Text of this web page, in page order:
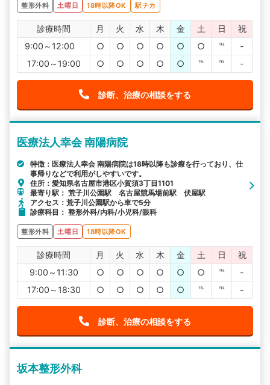
整形外科 土曜日 18時以降OK 駅チカ
診療時間 月 火 水 木 金 土 日
祝
9:00～12:00
○ ○ ○ ○ ○ ○ ℡
-
17:00～19:00
○ ○ ○ ○ ○ ℡ ℡ -
診断、治療の相談をする
医療法人幸会 南陽病院
特徴：医療法人幸会 南陽病院は18時以降も診療を行っており、仕
事帰りなどで利用がしやすいです。
住所：愛知県名古屋市港区小賀須3丁目1101
最寄り駅： 荒子川公園駅 名古屋競馬場前駅 伏屋駅
アクセス：荒子川公園駅から車で5分
診療科目： 整形外科/内科/小児科/眼科
整形外科 土曜日 18時以降OK
診療時間 月 火 水 木 金 土 日
祝
9:00～11:30
○ ○ ○ ○ ○ ○ ℡
-
17:00～18:30
○ ○ ○ ○ ○ ℡ ℡ -
診断、治療の相談をする
坂本整形外科